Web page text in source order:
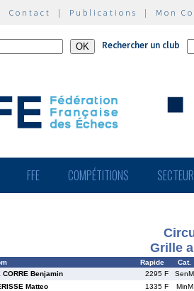
Contact | Publications | Mon
Rechercher un club
FFE COMPÉTITIONS
Grille
Rapide
Cat.
CORRE Benjamin 2295 F
SenM
Matteo 1335 F
MinM